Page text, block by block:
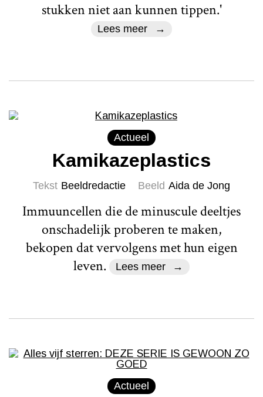
stukken niet aan kunnen tippen.'
Lees meer
Actueel
Kamikazeplastics
Tekst Beeldredactie Beeld Aida de Jong
Immuuncellen die de minuscule deeltjes
onschadelijk proberen te maken,
bekopen dat vervolgens met hun eigen
leven.
Lees meer
Actueel